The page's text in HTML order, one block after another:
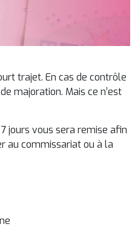
trajet. En cas de contrôle
majoration. Mais ce n’est
jours vous sera remise afin
au commissariat ou à la